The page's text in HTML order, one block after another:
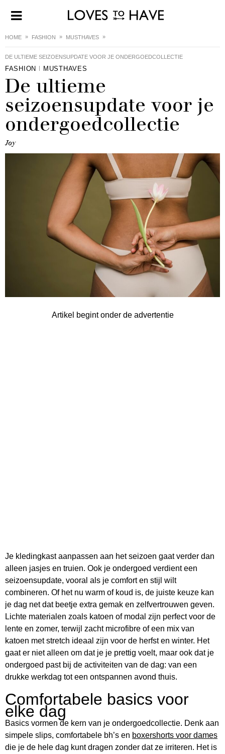
HOME FASHION MUSTHAVES
DE ULTIEME SEIZOENSUPDATE VOOR JE ONDERGOEDCOLLECTIE
FASHION MUSTHAVES
De ultieme
seizoensupdate voor je
ondergoedcollectie
Joy
Artikel begint onder de advertentie
Je kledingkast aanpassen aan het seizoen gaat verder dan
alleen jasjes en truien. Ook je ondergoed verdient een
seizoensupdate, vooral als je comfort en stijl wilt
combineren. Of het nu warm of koud is, de juiste keuze kan
je dag net dat beetje extra gemak en zelfvertrouwen geven.
Lichte materialen zoals katoen of modal zijn perfect voor de
lente en zomer, terwijl zacht microfibre of een mix van
katoen met stretch ideaal zijn voor de herfst en winter. Het
gaat er niet alleen om dat je je prettig voelt, maar ook dat je
ondergoed past bij de activiteiten van de dag: van een
drukke werkdag tot een ontspannen avond thuis.
Comfortabele basics voor
elke dag
Basics vormen de kern van je ondergoedcollectie. Denk aan
simpele slips, comfortabele bh’s en boxershorts voor dames
die je de hele dag kunt dragen zonder dat ze irriteren. Het is